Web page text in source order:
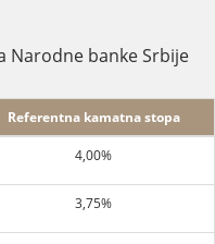
Narodne banke Srbije
Referentna kamatna stopa
4,00%
3,75%